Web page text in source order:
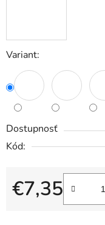
Variant:
Dostupnosť
Kód:
€7,35
Jednotková cena: